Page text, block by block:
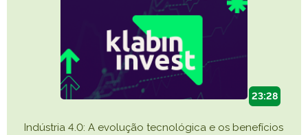
23:28
Indústria 4.0: A evolução tecnológica e os benefícios